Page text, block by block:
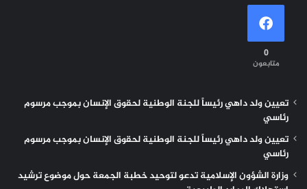
0
متابعون
تعيين ولد داهي رئيساً للجنة الوطنية لحقوق الإنسان بموجب مرسوم
رئاسي
تعيين ولد داهي رئيساً للجنة الوطنية لحقوق الإنسان بموجب مرسوم
رئاسي
وزارة الشؤون الإسلامية تدعو لتوحيد خطبة الجمعة حول موضوع ترشيد